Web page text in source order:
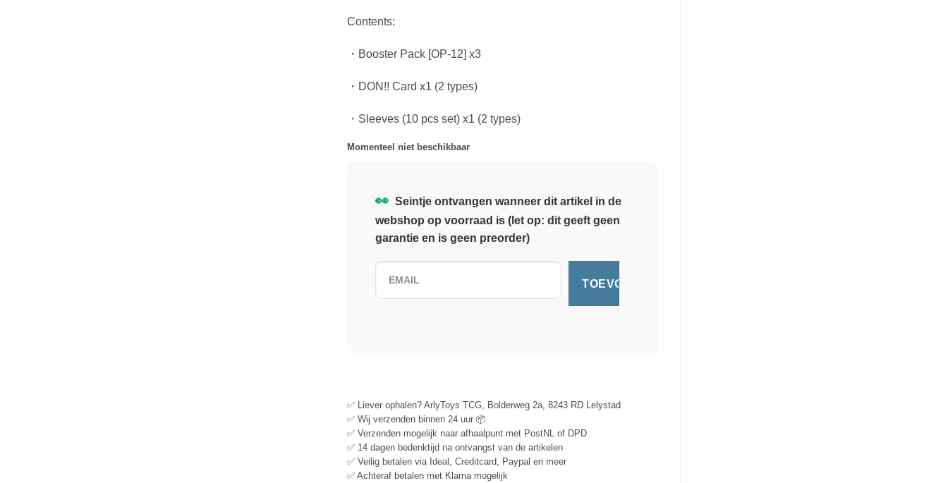
Contents:
・Booster Pack [OP-12] x3
・DON!! Card x1 (2 types)
・Sleeves (10 pcs set) x1 (2 types)
Momenteel niet beschikbaar
👀 Seintje ontvangen wanneer dit artikel in de
webshop op voorraad is (let op: dit geeft geen
garantie en is geen preorder)
✅ Liever ophalen? ArlyToys TCG, Bolderweg 2a, 8243 RD Lelystad
✅ Wij verzenden binnen 24 uur 📦
✅ Verzenden mogelijk naar afhaalpunt met PostNL of DPD
✅ 14 dagen bedenktijd na ontvangst van de artikelen
✅ Veilig betalen via Ideal, Creditcard, Paypal en meer
✅ Achteraf betalen met Klarna mogelijk